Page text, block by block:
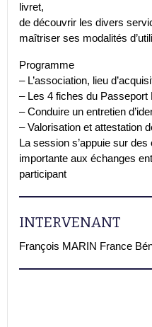
livret,
de découvrir les divers
maîtriser ses modalités
Programme
– L’association, lieu
– Les 4 fiches du Passeport
– Conduire un entretien
– Valorisation et attestation
La session s’appuie sur
importante aux échanges
participant
INTERVENANT
François MARIN France